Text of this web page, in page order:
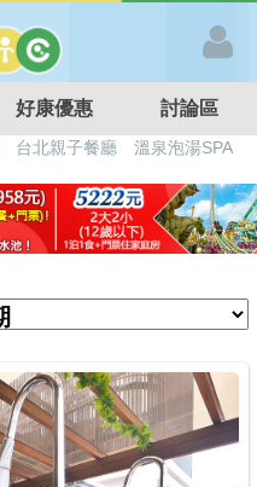
好康優惠 討論區
台北親子餐廳
溫泉泡湯SPA